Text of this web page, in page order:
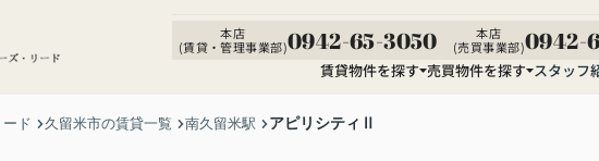
本店
(賃貸・管理事業部)0942-65-3050
本店
(売買事業部)0942-
賃貸物件を探す 売買物件を探す スタッフ
ド 久留米市の賃貸一覧 南久留米駅 アピリシティⅡ